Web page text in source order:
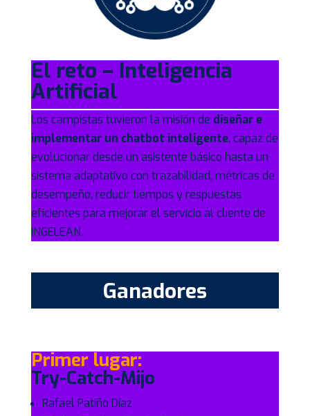
El reto – Inteligencia
Artificial
Los campistas tuvieron la misión de diseñar e
implementar un chatbot inteligente, capaz de
evolucionar desde un asistente básico hasta un
sistema adaptativo con trazabilidad, métricas de
desempeño, reducir tiempos y respuestas
eficientes para mejorar el servicio al cliente de
INGELEAN.
Ganadores
Primer lugar:
Try-Catch-Mijo
Rafael Patiño Díaz